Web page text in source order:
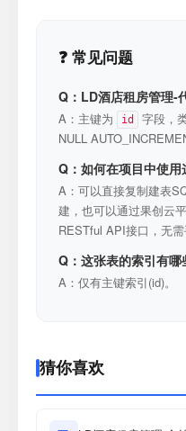
❓ 常见问题
Q：LD酒店租房管理-
A：主键为 id
字段，
NULL
Q：如何在项目中使用
A：可以直接复制建表
建，也可以通过果创云
RESTful API接口，无需
Q：这张表的索引有哪
A：仅有主键索引(id)。
猜你喜欢